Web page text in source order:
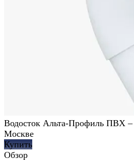
Водосток Альта-Профиль ПВХ
Москве
Купить
Обзор